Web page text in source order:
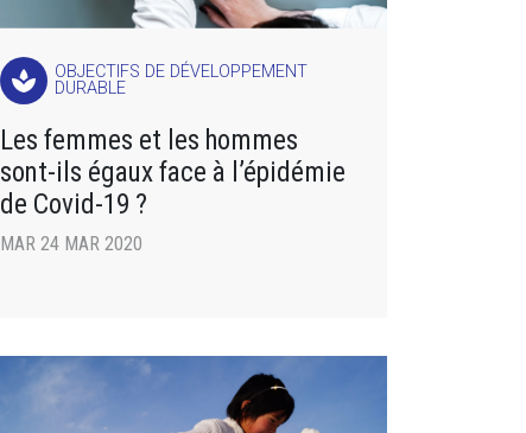
spa
OBJECTIFS DE DÉVELOPPEMENT
DURABLE
Les femmes et les hommes
sont-ils égaux face à l’épidémie
de Covid-19 ?
MAR 24 MAR 2020